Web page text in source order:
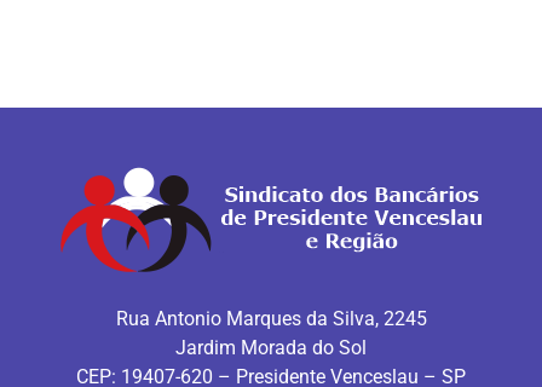
Rua Antonio Marques da Silva, 2245
Jardim Morada do Sol
CEP: 19407-620 – Presidente Venceslau – SP